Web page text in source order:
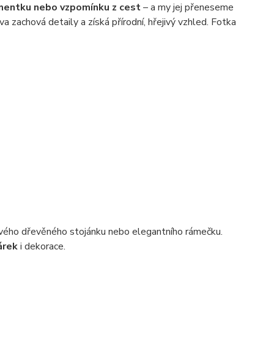
nebo vzpomínku z cest– a my jej přeneseme
zachová detaily a získá přírodní, hřejivý vzhled. Fotka
dřevěného stojánku nebo elegantního rámečku.
i dekorace.